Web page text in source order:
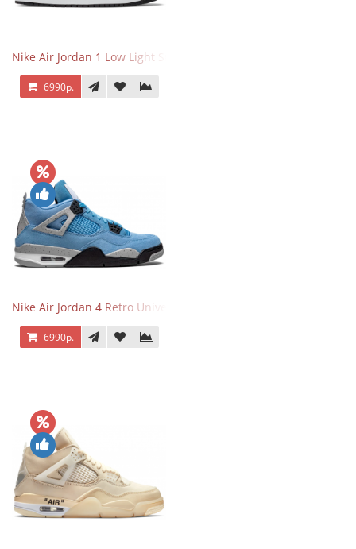
Nike Air Jordan 1 Low Light Smoke Grey
6990р.
Nike Air Jordan 4 Retro University Blue
6990р.